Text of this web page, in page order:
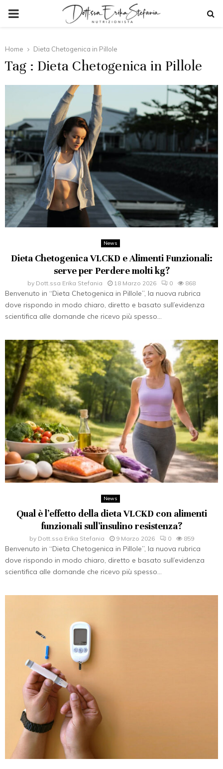
PRIMARY
Home Dieta Chetogenica in Pillole
Tag : Dieta Chetogenica in Pillole
News
Dieta Chetogenica VLCKD e Alimenti Funzionali:
serve per Perdere molti kg?
by Dott.ssa Erika Stefania 18 Marzo 2026 0 868
Benvenuto in “Dieta Chetogenica in Pillole”, la nuova rubrica
dove rispondo in modo chiaro, diretto e basato sull’evidenza
scientifica alle domande che ricevo più spesso...
News
Qual è l’effetto della dieta VLCKD con alimenti
funzionali sull’insulino resistenza?
by Dott.ssa Erika Stefania 9 Marzo 2026 0 859
Benvenuto in “Dieta Chetogenica in Pillole”, la nuova rubrica
dove rispondo in modo chiaro, diretto e basato sull’evidenza
scientifica alle domande che ricevo più spesso...